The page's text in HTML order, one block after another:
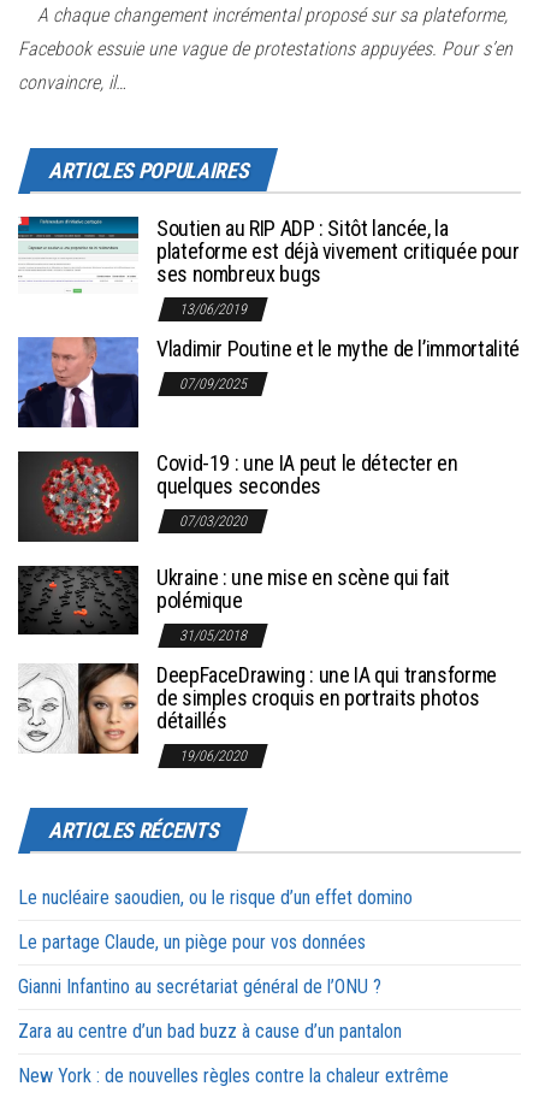
A chaque changement incrémental proposé sur sa plateforme,
Facebook essuie une vague de protestations appuyées. Pour s’en
convaincre, il…
ARTICLES POPULAIRES
Soutien au RIP ADP : Sitôt lancée, la
plateforme est déjà vivement critiquée pour
ses nombreux bugs
13/06/2019
Vladimir Poutine et le mythe de l’immortalité
07/09/2025
Covid-19 : une IA peut le détecter en
quelques secondes
07/03/2020
Ukraine : une mise en scène qui fait
polémique
31/05/2018
DeepFaceDrawing : une IA qui transforme
de simples croquis en portraits photos
détaillés
19/06/2020
ARTICLES RÉCENTS
Le nucléaire saoudien, ou le risque d’un effet domino
Le partage Claude, un piège pour vos données
Gianni Infantino au secrétariat général de l’ONU ?
Zara au centre d’un bad buzz à cause d’un pantalon
New York : de nouvelles règles contre la chaleur extrême